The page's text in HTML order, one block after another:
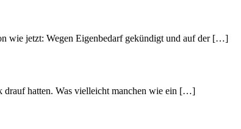
wie jetzt: Wegen Eigenbedarf gekündigt und auf der […]
drauf hatten. Was vielleicht manchen wie ein […]